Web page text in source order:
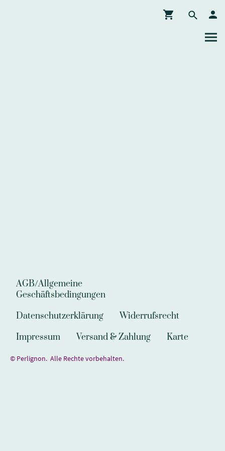
AGB/Allgemeine
Geschäftsbedingungen
Datenschutzerklärung
Widerrufsrecht
Impressum
Versand & Zahlung Karte
© Perlignon. Alle Rechte vorbehalten.